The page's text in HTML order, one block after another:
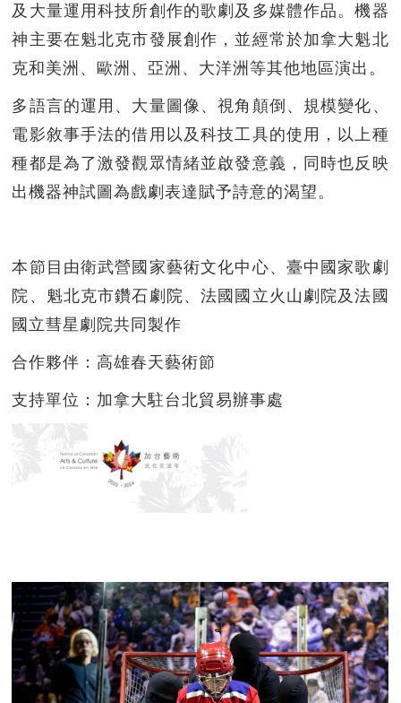
及大量運用科技所創作的歌劇及多媒體作品。機器
神主要在魁北克市發展創作，並經常於加拿大魁北
克和美洲、歐洲、亞洲、大洋洲等其他地區演出。
多語言的運用、大量圖像、視角顛倒、規模變化、
電影敘事手法的借用以及科技工具的使用，以上種
種都是為了激發觀眾情緒並啟發意義，同時也反映
出機器神試圖為戲劇表達賦予詩意的渴望。
本節目由衛武營國家藝術文化中心、臺中國家歌劇
院、魁北克市鑽石劇院、法國國立火山劇院及法國
國立彗星劇院共同製作
合作夥伴：高雄春天藝術節
支持單位：加拿大駐台北貿易辦事處